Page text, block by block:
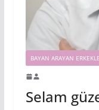
BAYAN ARAYAN
Selam